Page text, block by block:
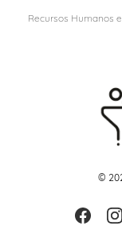
Recursos Humanos
©